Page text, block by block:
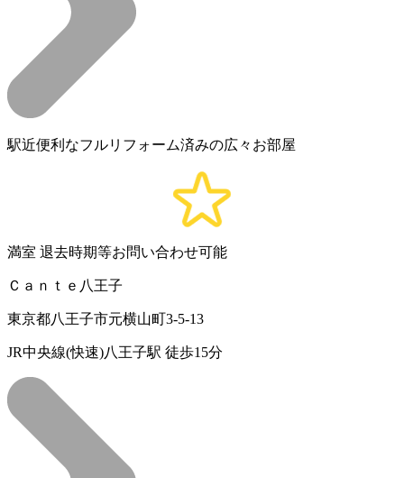
駅近便利なフルリフォーム済みの広々お部屋
満室 退去時期等お問い合わせ可能
Ｃａｎｔｅ八王子
東京都八王子市元横山町3-5-13
JR中央線(快速)八王子駅 徒歩15分